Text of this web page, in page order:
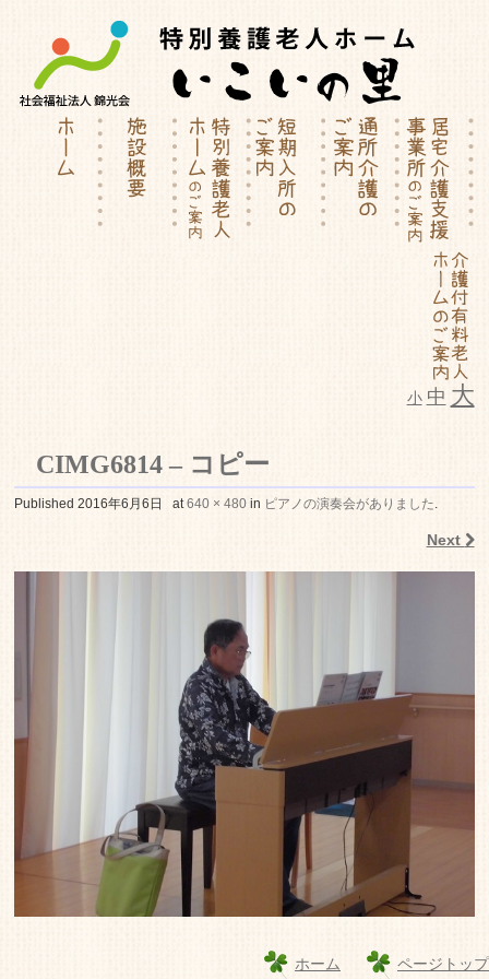
小 中 大
特別養護老人ホーム | 介護付有料
老人ホーム いこいの里
CIMG6814 – コピー
Published2016年6月6日 at640 × 480 in ピアノの演奏会がありました.
Next
ホーム ページトップ